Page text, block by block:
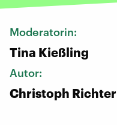
Moderatorin:
Tina Kießling
Autor:
Christoph Richter